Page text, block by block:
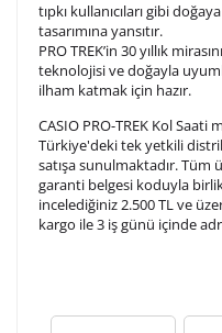
tamamlandıktan
Kişiselleştirilmiş
ürünlerde
tıpkı kullanıcıları gibi
tasarımına yansıtır.
PRO TREK’in 30 yıllık
teknolojisi ve doğayla
ilham katmak için hazır.
CASIO PRO-TREK Kol Saati
Türkiye'deki tek yetkili
satışa sunulmaktadır.
garanti belgesi koduyla
incelediğiniz 2.500 TL ve
kargo ile 3 iş günü içinde